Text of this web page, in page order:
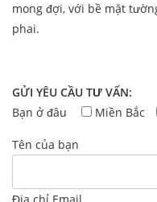
mong đợi, với bề mặt
phai.
GỬI YÊU CẦU TƯ VẤN:
Bạn ở đâu
Miền Bắc
Tên của bạn